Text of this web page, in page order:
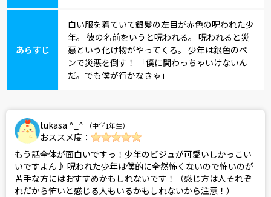
あらすじ
白い服を着ていて銀髪の左目が赤色の呪われた少
年。 彼の名前をいうと呪われる。 呪われると災
悪という化け物がやってくる。 少年は銀色のペ
ンで災悪を倒す！ 「僕に関わっちゃいけないん
だ。でも僕が行かなきゃ」
tukasa ^_^ （中学1年生）
おススメ度：
もう話全体が面白いですっ！少年のビジュが可愛いしかっこい
いですよん♪ 呪われた少年は僕的に全然怖くないので怖いのが
苦手な方にはおすすめかもしれないです！（感じ方は人それぞ
れだから怖いと感じる人もいるかもしれないから注意！）